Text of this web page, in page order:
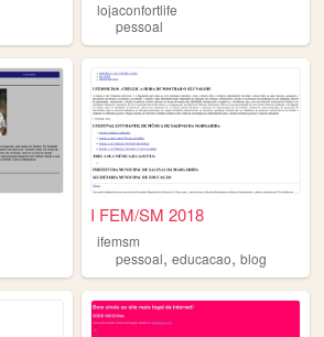
lojaconfortlife
pessoal
I FEM/SM 2018
ifemsm
pessoal,educacao,blog